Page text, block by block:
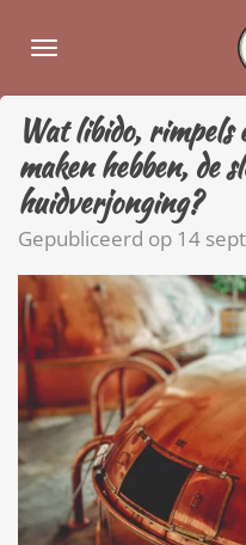
direct
de
hoofdinhoud
Wat libido, rimpels
maken hebben, de
huidverjonging?
Gepubliceerd op 14